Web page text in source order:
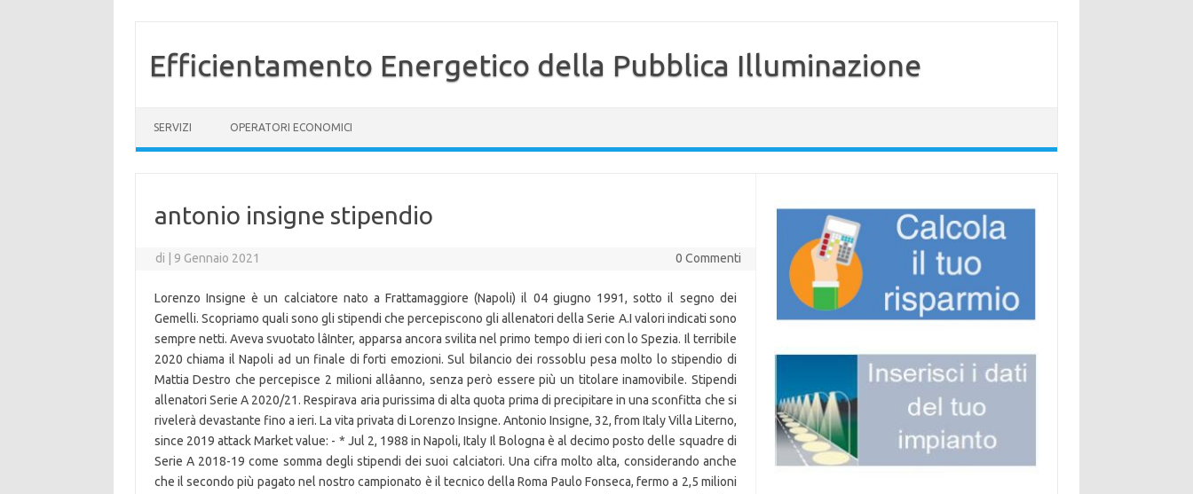
Efficientamento Energetico della Pubblica Illuminazione
SERVIZI OPERATORI ECONOMICI
antonio insigne stipendio
di 9 Gennaio 2021 0 Commenti
Lorenzo Insigne è un calciatore nato a Frattamaggiore (Napoli) il 04 giugno 1991, sotto il segno dei
Gemelli. Scopriamo quali sono gli stipendi che percepiscono gli allenatori della Serie A.I valori indicati sono
sempre netti. Aveva svuotato lâInter, apparsa ancora svilita nel primo tempo di ieri con lo Spezia. Il terribile
2020 chiama il Napoli ad un finale di forti emozioni. Sul bilancio dei rossoblu pesa molto lo stipendio di
Mattia Destro che percepisce 2 milioni allâanno, senza però essere più un titolare inamovibile. Stipendi
allenatori Serie A 2020/21. Respirava aria purissima di alta quota prima di precipitare in una sconfitta che si
rivelerà devastante fino a ieri. La vita privata di Lorenzo Insigne. Antonio Insigne, 32, from Italy Villa Literno,
since 2019 attack Market value: - * Jul 2, 1988 in Napoli, Italy Il Bologna è al decimo posto delle squadre di
Serie A 2018-19 come somma degli stipendi dei suoi calciatori. Una cifra molto alta, considerando anche
che il secondo più pagato nel nostro campionato è il tecnico della Roma Paulo Fonseca, fermo a 2,5 milioni